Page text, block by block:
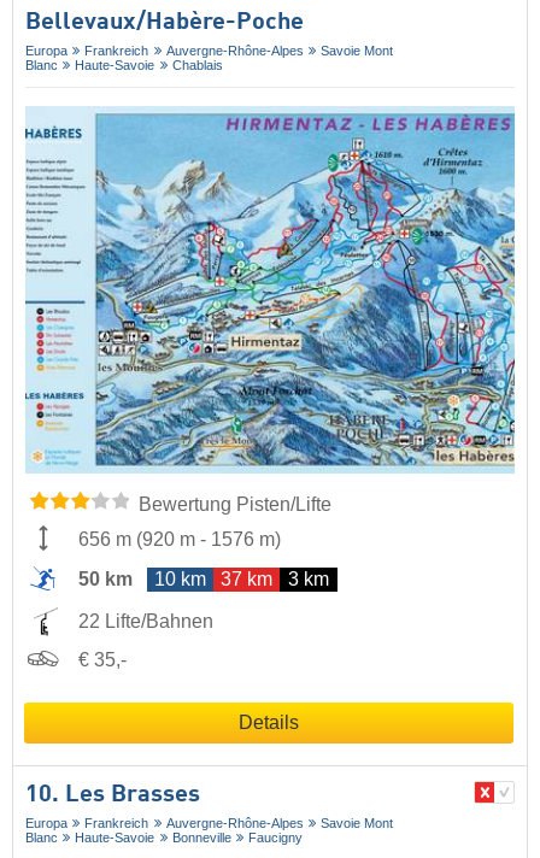
Bellevaux/​Habère-Poche
Europa Frankreich Auvergne-Rhône-Alpes
Savoie Mont
Blanc
Haute-Savoie Chablais
Bewertung Pisten/Lifte
656 m (920 m - 1576 m)
50 km
10 km 37 km 3 km
22 Lifte/Bahnen
€ 35,-
Details
10. Les Brasses
Europa Frankreich Auvergne-Rhône-Alpes
Savoie Mont
Blanc
Haute-Savoie Bonneville Faucigny